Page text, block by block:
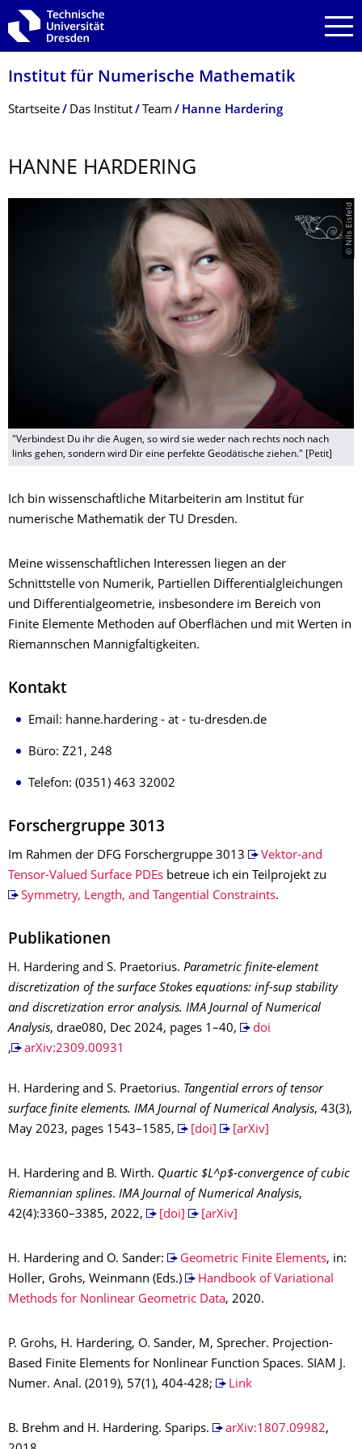
Zur Hauptnavigation springen
Zur Suche springen
Zum Inhalt springen
Institut für Numerische Mathematik
Breadcrumb-Menü
Startseite Das Institut Team Hanne Hardering
HANNE HARDERING
© Nils Eisfeld
"Verbindest Du ihr die Augen, so wird sie weder nach rechts noch nach
links gehen, sondern wird Dir eine perfekte Geodätische ziehen." [Petit]
Ich bin wissenschaftliche Mitarbeiterin am Institut für
numerische Mathematik der TU Dresden.
Meine wissenschaftlichen Interessen liegen an der
Schnittstelle von Numerik, Partiellen Differentialgleichungen
und Differentialgeometrie, insbesondere im Bereich von
Finite Elemente Methoden auf Oberflächen und mit Werten in
Riemannschen Mannigfaltigkeiten.
Kontakt
Email: hanne.hardering - at - tu-dresden.de
Büro: Z21, 248
Telefon: (0351) 463 32002
Forschergruppe 3013
Im Rahmen der DFG Forschergruppe 3013
Vektor-and
Tensor-Valued Surface PDEs betreue ich ein Teilprojekt zu
Symmetry, Length, and Tangential Constraints.
Publikationen
H. Hardering and S. Praetorius. Parametric finite-element
discretization of the surface Stokes equations: inf-sup stability
and discretization error analysis. IMA Journal of Numerical
Analysis, drae080, Dec 2024, pages 1–40,
doi
,
arXiv:2309.00931
H. Hardering and S. Praetorius. Tangential errors of tensor
surface finite elements. IMA Journal of Numerical Analysis, 43(3),
May 2023, pages 1543–1585,
[doi] [arXiv]
H. Hardering and B. Wirth. Quartic $L^p$-convergence of cubic
Riemannian splines. IMA Journal of Numerical Analysis,
42(4):3360–3385, 2022,
[doi] [arXiv]
H. Hardering and O. Sander: Geometric Finite Elements, in:
Holler, Grohs, Weinmann (Eds.)
Handbook of Variational
Methods for Nonlinear Geometric Data, 2020.
P. Grohs, H. Hardering, O. Sander, M, Sprecher. Projection-
Based Finite Elements for Nonlinear Function Spaces. SIAM J.
Numer. Anal. (2019), 57(1), 404-428;
Link
B. Brehm and H. Hardering. Sparips. arXiv:1807.09982,